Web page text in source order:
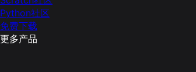
Python社区
免费下载
更多产品